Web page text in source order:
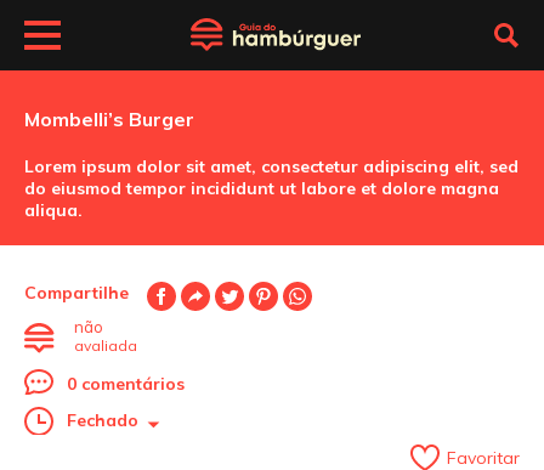
Mombelli’s Burger
Lorem ipsum dolor sit amet, consectetur adipiscing elit, sed
do eiusmod tempor incididunt ut labore et dolore magna
aliqua.
Compartilhe
não
avaliada
0 comentários
Fechado
Favoritar